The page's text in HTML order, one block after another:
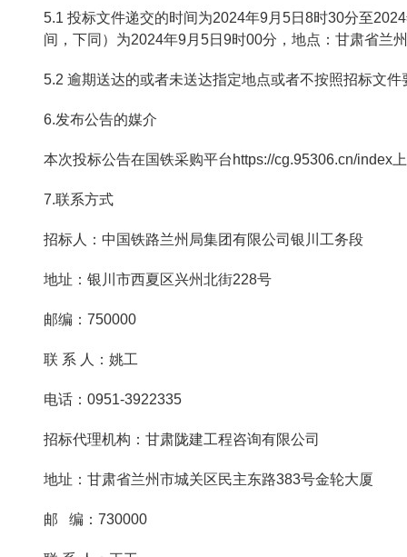
5.1 投标文件递交的时间为2024年9月5日8时30分至
间，下同）为2024年9月5日9时00分，地点：甘肃省兰
5.2 逾期送达的或者未送达指定地点或者不按照招标文
6.发布公告的媒介
本次投标公告在国铁采购平台https://cg.95306.cn/index
7.联系方式
招标人：中国铁路兰州局集团有限公司银川工务段
地址：银川市西夏区兴州北街228号
邮编：750000
联 系 人：姚工
电话：0951-3922335
招标代理机构：甘肃陇建工程咨询有限公司
地址：甘肃省兰州市城关区民主东路383号金轮大厦
邮 编：730000